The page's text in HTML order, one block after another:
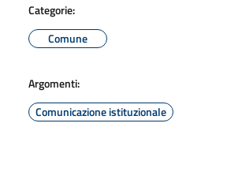
Categorie:
Comune
Argomenti:
Comunicazione istituzionale